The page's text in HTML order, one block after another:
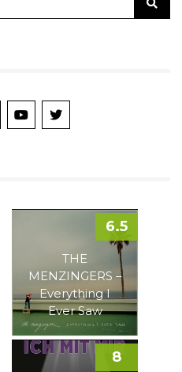
THE
MENZINGERS –
Everything I
Ever Saw
6.5
8